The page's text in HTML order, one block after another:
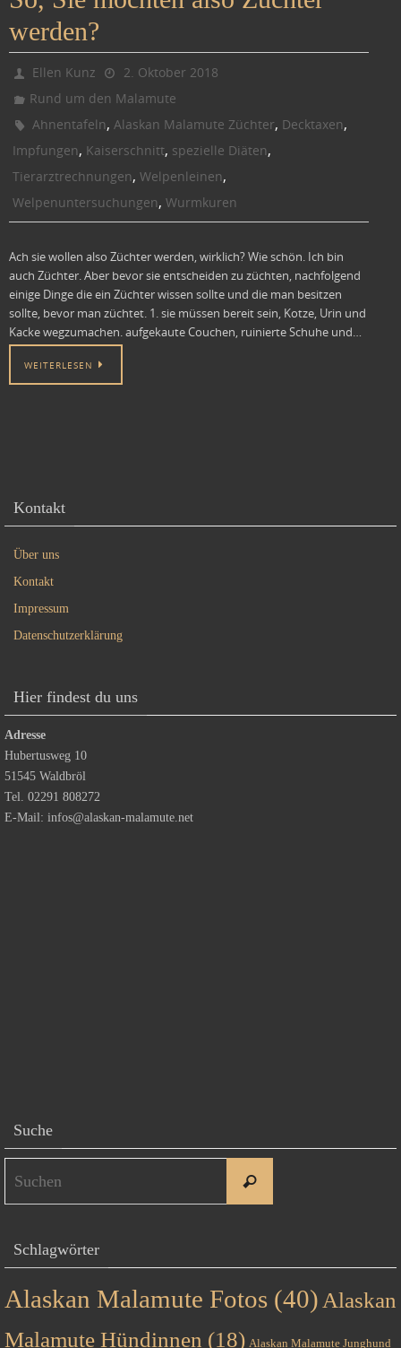
werden?
Ellen Kunz
2. Oktober 2018
Rund um den Malamute
Ahnentafeln,Alaskan Malamute Züchter, Decktaxen,
Impfungen, Kaiserschnitt, spezielle Diäten,
Tierarztrechnungen, Welpenleinen,
Welpenuntersuchungen, Wurmkuren
Ach sie wollen also Züchter werden, wirklich? Wie schön. Ich bin
auch Züchter. Aber bevor sie entscheiden zu züchten, nachfolgend
einige Dinge die ein Züchter wissen sollte und die man besitzen
sollte, bevor man züchtet. 1. sie müssen bereit sein, Kotze, Urin und
Kacke wegzumachen. aufgekaute Couchen, ruinierte Schuhe und…
WEITERLESEN
Kontakt
Über uns
Kontakt
Impressum
Datenschutzerklärung
Hier findest du uns
Adresse
Hubertusweg 10
51545 Waldbröl
Tel. 02291 808272
E-Mail: infos@alaskan-malamute.net
Suche
Suchen
Schlagwörter
Alaskan Malamute Fotos (40) Alaskan
Malamute Hündinnen (18) Alaskan Malamute Junghund